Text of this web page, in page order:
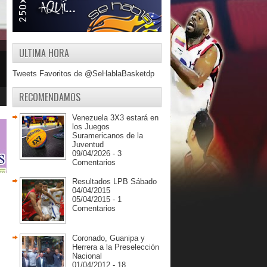
ULTIMA HORA
Tweets Favoritos de @SeHablaBasketdp
RECOMENDAMOS
Venezuela 3X3 estará en
los Juegos
Suramericanos de la
Juventud
09/04/2026 - 3
Comentarios
Resultados LPB Sábado
04/04/2015
05/04/2015 - 1
Comentarios
Coronado, Guanipa y
Herrera a la Preselección
Nacional
01/04/2012 - 18